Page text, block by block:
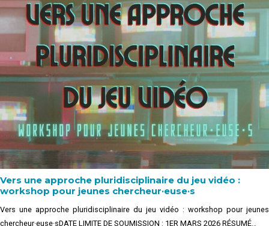
Vers une approche pluridisciplinaire du jeu vidéo :
workshop pour jeunes chercheur·euse·s
Vers une approche pluridisciplinaire du jeu vidéo : workshop pour jeunes
chercheur·euse·sDATE LIMITE DE SOUMISSION : 1ER MARS 2026 RÉSUMÉ…